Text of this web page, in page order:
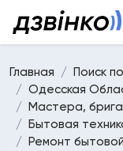
Главная
Поиск
Одесская
Мастера,
Бытовая
Ремонт